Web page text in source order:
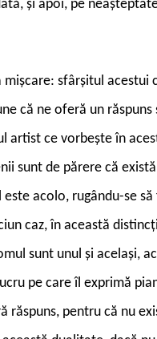
și apoi, pe
sfârșitul
că ne oferă un răspuns
artist ce vorbește în
sunt de părere că
acolo, rugându-se
caz, în această
sunt unul și același,
pe care îl exprimă
pentru că nu